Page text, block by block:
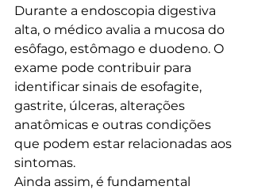
Durante a endoscopia digestiva
alta, o médico avalia a mucosa do
esôfago, estômago e duodeno. O
exame pode contribuir para
identificar sinais de esofagite,
gastrite, úlceras, alterações
anatômicas e outras condições
que podem estar relacionadas aos
sintomas.
Ainda assim, é fundamental